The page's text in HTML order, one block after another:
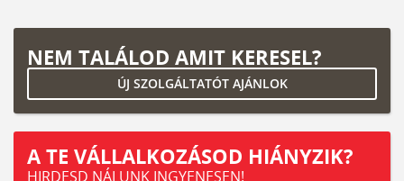
NEM TALÁLOD AMIT KERESEL?
ÚJ SZOLGÁLTATÓT AJÁNLOK
A TE VÁLLALKOZÁSOD HIÁNYZIK?
HIRDESD NÁLUNK INGYENESEN!